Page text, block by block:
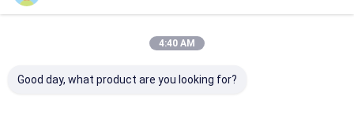
4:40 AM
Good day, what product are you looking for?